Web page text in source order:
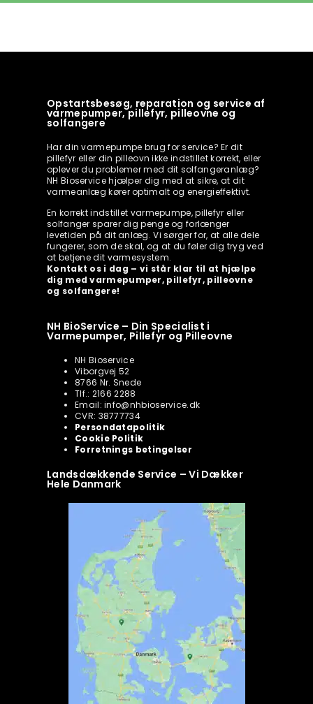
Opstartsbesøg, reparation og service af
varmepumper, pillefyr, pilleovne og
solfangere
Har din varmepumpe brug for service? Er dit
pillefyr eller din pilleovn ikke indstillet korrekt, eller
oplever du problemer med dit solfangeranlæg?
NH Bioservice hjælper dig med at sikre, at dit
varmeanlæg kører optimalt og energieffektivt.
En korrekt indstillet varmepumpe, pillefyr eller
solfanger sparer dig penge og forlænger
levetiden på dit anlæg. Vi sørger for, at alle dele
fungerer, som de skal, og at du føler dig tryg ved
at betjene dit varmesystem.
Kontakt os i dag – vi står klar til at hjælpe
dig med varmepumper, pillefyr, pilleovne
og solfangere!
NH BioService – Din Specialist i
Varmepumper, Pillefyr og Pilleovne
NH Bioservice
Viborgvej 52
8766 Nr. Snede
Tlf.: 2166 2288
Email: info@nhbioservice.dk
CVR: 38777734
Persondatapolitik
Cookie Politik
Forretnings betingelser
Landsdækkende Service – Vi Dækker
Hele Danmark